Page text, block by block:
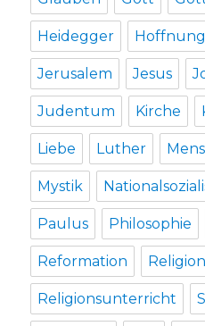
Heidegger Hoffnung
Jerusalem Jesus
Judentum Kirche
Liebe Luther
Mystik
Paulus Philosophie
Reformation Religion
Religionsunterricht